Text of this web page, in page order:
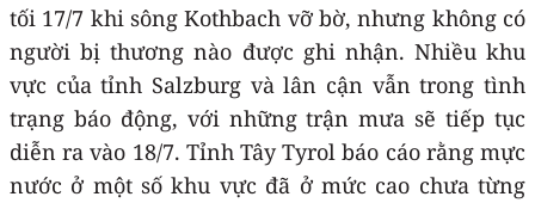
tối 17/7 khi sông Kothbach vỡ bờ, nhưng không có
người bị thương nào được ghi nhận. Nhiều khu
vực của tỉnh Salzburg và lân cận vẫn trong tình
trạng báo động, với những trận mưa sẽ tiếp tục
diễn ra vào 18/7. Tỉnh Tây Tyrol báo cáo rằng mực
nước ở một số khu vực đã ở mức cao chưa từng